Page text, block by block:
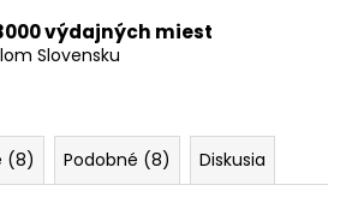
výdajných miest
Slovensku
(8) Podobné (8) Diskusia